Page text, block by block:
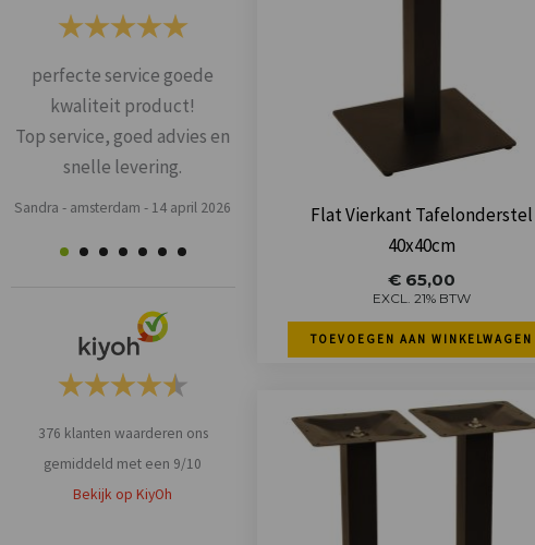
perfecte service goede
kwaliteit product!
Top service, goed advies en
snelle levering.
Sandra - amsterdam - 14 april 2026
mooie stoelen
Prima
Turnhout
2026
376 klanten waarderen ons
gemiddeld met een 9/10
Bekijk op KiyOh
Flat Vierkant Tafelonderstel
40x40cm
€65,00
EXCL. 21% BTW
TOEVOEGEN AAN WINKELWAGEN